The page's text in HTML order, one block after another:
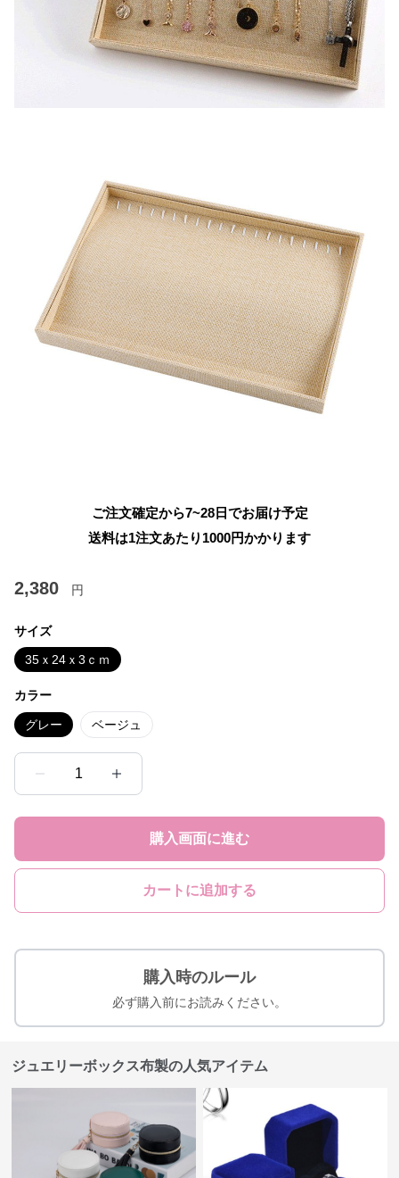
ご注文確定から7~28日でお届け予定
送料は1注文あたり 1000円かかります
2,380 円
サイズ
35ｘ24ｘ3ｃｍ
カラー
グレー ベージュ
1
購入画面に進む
カートに追加する
購入時のルール
必ず購入前にお読みください。
ジュエリーボックス布製の人気アイテム